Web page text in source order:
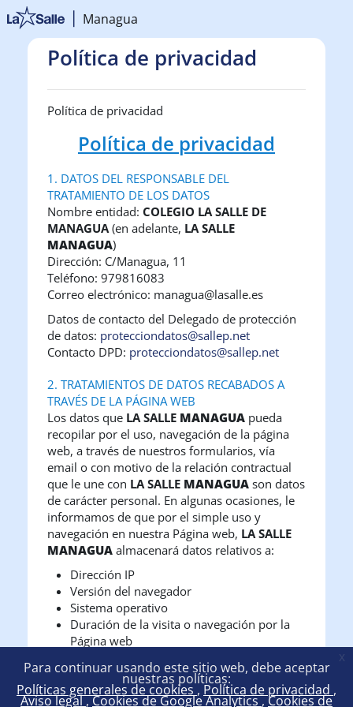
Salta al contenido principal
Para continuar usando este sitio web, debe aceptar
nuestras políticas:
Políticas generales de cookies Política de privacidad
Aviso legal Cookies de Google Analytics Cookies de
x
Managua
Política de privacidad
Política de privacidad
Política de privacidad
1. DATOS DEL RESPONSABLE DEL
TRATAMIENTO DE LOS DATOS
Nombre entidad: COLEGIO LA SALLE DE
MANAGUA(en adelante, LA SALLE
MANAGUA)
Dirección: C/Managua, 11
Teléfono: 979816083
Correo electrónico: managua@lasalle.es
Datos de contacto del Delegado de protección
de datos: protecciondatos@sallep.net
Contacto DPD: protecciondatos@sallep.net
2. TRATAMIENTOS DE DATOS RECABADOS A
TRAVÉS DE LA PÁGINA WEB
Los datos que LA SALLE MANAGUA pueda
recopilar por el uso, navegación de la página
web, a través de nuestros formularios, vía
email o con motivo de la relación contractual
que le une con LA SALLE MANAGUA son datos
de carácter personal. En algunas ocasiones, le
informamos de que por el simple uso y
navegación en nuestra Página web, LA SALLE
MANAGUA almacenará datos relativos a:
Dirección IP
Versión del navegador
Sistema operativo
Duración de la visita o navegación por la
Página web
Tal información puede almacenarse mediante
Google Analytics, por lo que nos remitimos a la
Política de Privacidad de Google, ya que éste